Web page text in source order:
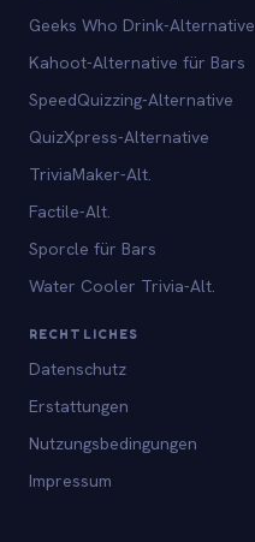
Geeks Who Drink-Alternative
Kahoot-Alternative für Bars
SpeedQuizzing-Alternative
QuizXpress-Alternative
TriviaMaker-Alt.
Factile-Alt.
Sporcle für Bars
Water Cooler Trivia-Alt.
RECHTLICHES
Datenschutz
Erstattungen
Nutzungsbedingungen
Impressum